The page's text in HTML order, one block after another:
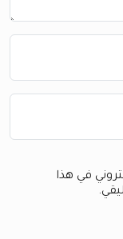
في هذا